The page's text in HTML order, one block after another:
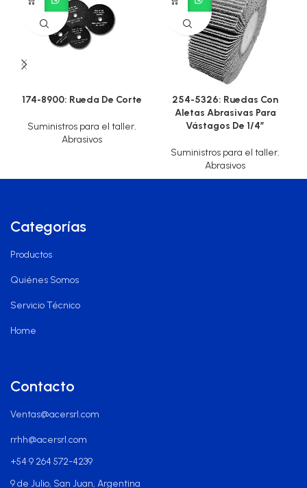
174-8900: Rueda De Corte
Suministros para el taller,
Abrasivos
254-5326: Ruedas Con
Aletas Abrasivas Para
Vástagos De 1/4″
Suministros para el taller,
Abrasivos
Categorías
Productos
Quiénes Somos
Servicio Técnico
Home
Contacto
Ventas@acersrl.com
rrhh@acersrl.com
+54 9 264 572-4239
9 de Julio, San Juan, Argentina